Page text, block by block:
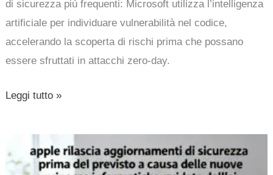
di sicurezza più frequenti: Microsoft utilizza l’intelligenza
artificiale per individuare vulnerabilità nel codice,
accelerando la scoperta di rischi prima che possano
essere sfruttati in attacchi zero-day.
Leggi tutto »
rilascia